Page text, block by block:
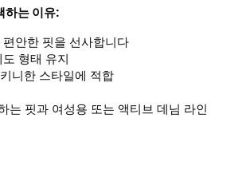
하는 이유:
안한 핏을 선사합니다
형태 유지
니한 스타일에 적합
는 핏과 여성용 또는 액티브 데님 라인